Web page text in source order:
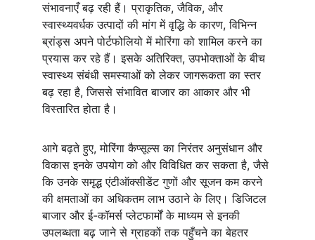
संभावनाएँ बढ़ रही हैं। प्राकृतिक, जैविक, और
स्वास्थ्यवर्धक उत्पादों की मांग में वृद्धि के कारण, विभिन्न
ब्रांड्स अपने पोर्टफोलियो में मोरिंगा को शामिल करने का
प्रयास कर रहे हैं। इसके अतिरिक्त, उपभोक्ताओं के बीच
स्वास्थ्य संबंधी समस्याओं को लेकर जागरूकता का स्तर
बढ़ रहा है, जिससे संभावित बाजार का आकार और भी
विस्तारित होता है।
आगे बढ़ते हुए, मोरिंगा कैप्सूल्स का निरंतर अनुसंधान और
विकास इनके उपयोग को और विविधित कर सकता है, जैसे
कि उनके समृद्ध एंटीऑक्सीडेंट गुणों और सूजन कम करने
की क्षमताओं का अधिकतम लाभ उठाने के लिए। डिजिटल
बाजार और ई-कॉमर्स प्लेटफार्मों के माध्यम से इनकी
उपलब्धता बढ़ जाने से ग्राहकों तक पहुँचने का बेहतर